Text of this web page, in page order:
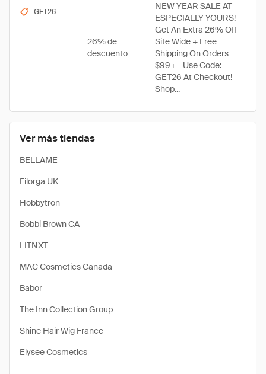
Ver más tiendas
BELLAME
Filorga UK
Hobbytron
Bobbi Brown CA
LITNXT
MAC Cosmetics Canada
Babor
The Inn Collection Group
Shine Hair Wig France
Elysee Cosmetics
GET26
26% de
descuento
NEW YEAR SALE AT
ESPECIALLY YOURS!
Get An Extra 26% Off
Site Wide + Free
Shipping On Orders
$99+ - Use Code:
GET26 At Checkout!
Shop...